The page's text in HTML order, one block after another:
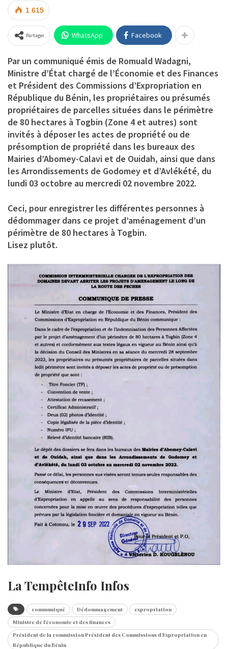
1 615
Partager WhatsApp Facebook
Par un communiqué émis de Romuald Wadagni,
Ministre d’État chargé de l’Économie et des Finances
et Président des Commissions d’Expropriation en
République du Bénin, les propriétaires ou présumés
propriétaires de parcelles situées dans le périmètre
de 80 hectares à Togbin (Zone 4 et autres) sont
invités à déposer les actes de propriété ou de
présomption de propriété dans les bureaux des
Mairies d’Abomey-Calavi et de Ouidah, ainsi que dans
les Arrondissements de Godomey et d’Avlékété, du
lundi 03 octobre au mercredi 02 novembre 2022.
Ceci, pour enregistrer les différentes personnes à
dédommager dans ce projet d’aménagement d’un
périmètre de 80 hectares à Togbin.
Lisez plutôt.
La TempêteInfo Infos
communiqué Dédommagement
expropriation
Ministre de l'économie et des finances
Président de la commission Président des Commissions d'Expropriation en
République du Bénin